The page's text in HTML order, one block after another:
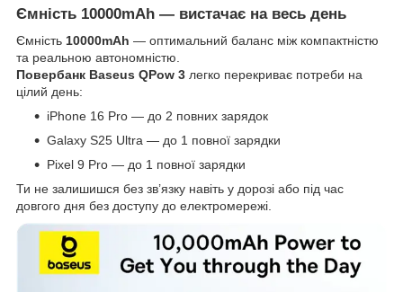
Ємність 10000mAh — вистачає на весь день
Ємність 10000mAh — оптимальний баланс між компактністю
та реальною автономністю.
Повербанк Baseus QPow 3 легко перекриває потреби на
цілий день:
iPhone 16 Pro — до 2 повних зарядок
Galaxy S25 Ultra — до 1 повної зарядки
Pixel 9 Pro — до 1 повної зарядки
Ти не залишишся без зв’язку навіть у дорозі або під час
довгого дня без доступу до електромережі.